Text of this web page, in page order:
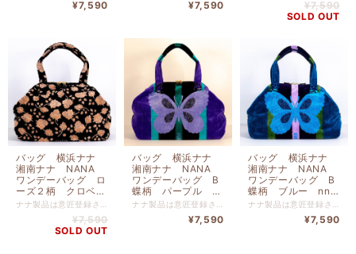
¥7,590 ¥7,590
¥7,590
SOLD OUT
バッグ 横浜ナナ
湘南ナナ NANA
ワンデーバッグ ロ
ーズ２柄 クロベー
ジュ nn-OD2-A
¥7,590
SOLD OUT
バッグ 横浜ナナ
湘南ナナ NANA
ワンデーバッグ B
蝶柄 パープル
nn-OD1-C
¥7,590
バッグ 横浜ナナ
湘南ナナ NANA
ワンデーバッグ B
蝶柄 ブルー nn-
OD1-B
¥7,590